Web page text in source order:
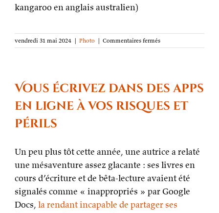
kangaroo en anglais australien)
vendredi 31 mai 2024 | Photo | Commentaires ferméssur
La
semaine :
Roodin
Vous écrivez dans des apps
en ligne à vos risques et
périls
Un peu plus tôt cette année, une autrice a relaté
une mésaventure assez glacante : ses livres en
cours d’écriture et de bêta-lecture avaient été
signalés comme « inappropriés » par Google
Docs, la rendant incapable de partager ses